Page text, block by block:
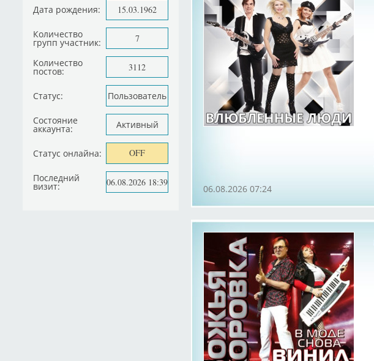
Дата рождения: 15.03.1962
Количество
групп участник: 7
Количество
постов: 3112
Статус: Пользователь
Состояние
аккаунта: Активный
Статус онлайна: OFF
Последний
визит: 06.08.2026 18:39
06.08.2026 07:24